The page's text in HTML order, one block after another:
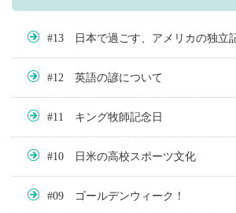
#13 日本で過ごす、アメリカの独立
#12 英語の諺について
#11 キング牧師記念日
#10 日米の高校スポーツ文化
#09 ゴールデンウィーク！